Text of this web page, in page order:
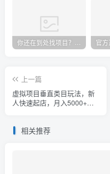
你还在到处找项目？还在当韭菜？我却靠卖项目一个月赚5万，曾经我也和你一样懵懂。
上一篇
虚拟项目垂直类目玩法，新
人快速起店，月入5000+
相关推荐